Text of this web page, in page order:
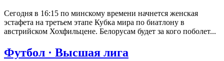
Сегодня в 16:15 по минскому времени начнется женская
эстафета на третьем этапе Кубка мира по биатлону в
австрийском Хохфильцене. Белорусам будет за кого поболет...
Футбол · Высшая лига